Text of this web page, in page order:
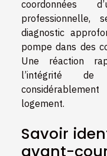
coordonnées
diagnostic
pompe dans des
Une réaction
l’intégrité
logement.
Savoir
avant-